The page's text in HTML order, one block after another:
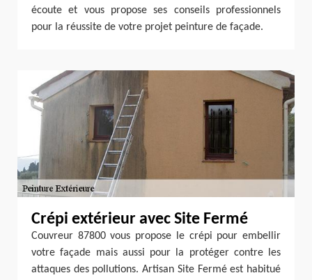
écoute et vous propose ses conseils professionnels
pour la réussite de votre projet peinture de façade.
Crépi extérieur avec Site Fermé
Couvreur 87800 vous propose le crépi pour embellir
votre façade mais aussi pour la protéger contre les
attaques des pollutions. Artisan Site Fermé est habitué